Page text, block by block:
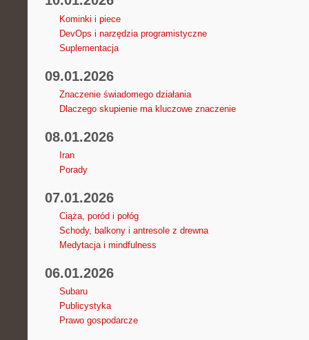
Kominki i piece
DevOps i narzędzia programistyczne
Suplementacja
09.01.2026
Znaczenie świadomego działania
Dlaczego skupienie ma kluczowe znaczenie
08.01.2026
Iran
Porady
07.01.2026
Ciąża, poród i połóg
Schody, balkony i antresole z drewna
Medytacja i mindfulness
06.01.2026
Subaru
Publicystyka
Prawo gospodarcze